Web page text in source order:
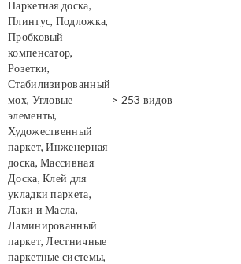
Паркетная доска,
Плинтус, Подложка,
Пробковый
компенсатор,
Розетки,
Стабилизированный
мох, Угловые
элементы,
Художественный
паркет, Инженерная
доска, Массивная
Доска, Клей для
укладки паркета,
Лаки и Масла,
Ламинированный
паркет, Лестничные
паркетные системы,
> 253 видов